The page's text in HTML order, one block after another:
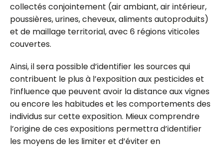
collectés conjointement (air ambiant, air intérieur,
poussières, urines, cheveux, aliments autoproduits)
et de maillage territorial, avec 6 régions viticoles
couvertes.
Ainsi, il sera possible d’identifier les sources qui
contribuent le plus à l’exposition aux pesticides et
l’influence que peuvent avoir la distance aux vignes
ou encore les habitudes et les comportements des
individus sur cette exposition. Mieux comprendre
l’origine de ces expositions permettra d’identifier
les moyens de les limiter et d’éviter en